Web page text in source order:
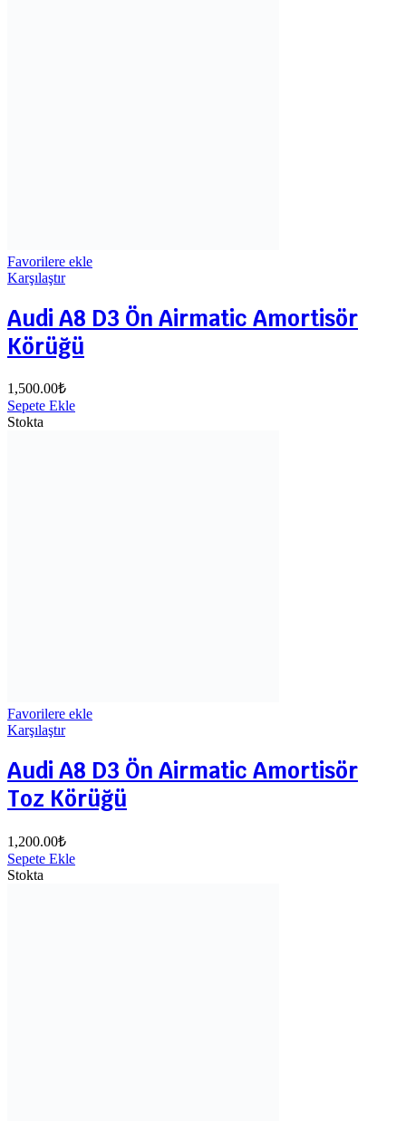
Favorilere ekle
Karşılaştır
Audi A8 D3 Ön Airmatic Amortisör
Körüğü
1,500.00₺
Sepete Ekle
Stokta
Favorilere ekle
Karşılaştır
Audi A8 D3 Ön Airmatic Amortisör
Toz Körüğü
1,200.00₺
Sepete Ekle
Stokta